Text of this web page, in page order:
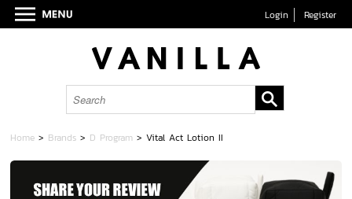
Login Register
Home > Brands > D Program >Vital Act Lotion II